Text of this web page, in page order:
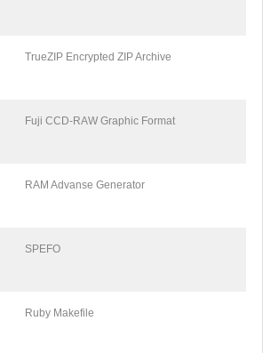
TrueZIP Encrypted ZIP Archive
Fuji CCD-RAW Graphic Format
RAM Advanse Generator
SPEFO
Ruby Makefile